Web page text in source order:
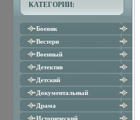
КАТЕГОРИИ:
Боевик
Вестерн
Военный
Детектив
Детский
Документальный
Драма
Исторический